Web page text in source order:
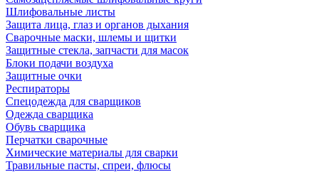
Шлифовальные листы
Защита лица, глаз и органов дыхания
Сварочные маски, шлемы и щитки
Защитные стекла, запчасти для масок
Блоки подачи воздуха
Защитные очки
Респираторы
Спецодежда для сварщиков
Одежда сварщика
Обувь сварщика
Перчатки сварочные
Химические материалы для сварки
Травильные пасты, спреи, флюсы